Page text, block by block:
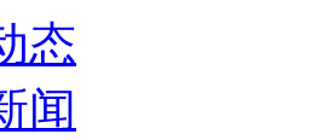
态
闻